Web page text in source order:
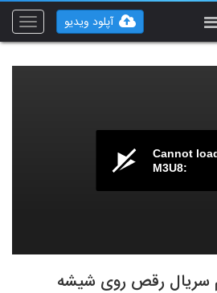
Toggle
آپلود ویدیو
Cannot
M3U8:
سریال رقص روی شیشه